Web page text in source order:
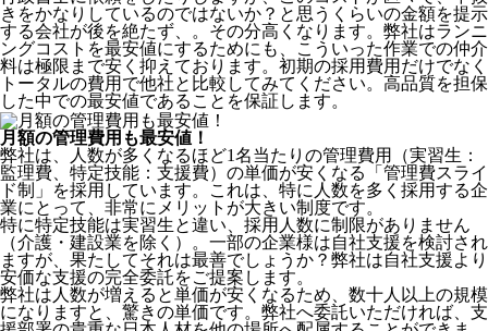
きをかなりしているのではないか？と思うくらいの金額を提示
する会社が後を絶たず、。その分高くなります。弊社はランニ
ングコストを最安値にするためにも、こういった作業での仲介
料は極限まで安く抑えております。 初期の採用費用だけでなく
トータルの費用で他社と比較してみてください。 高品質を担保
した中での最安値であることを保証します。
月額の管理費用も最安値！
弊社は、
人数が多くなるほど1名当たりの管理費用（実習生：
監理費、特定技能：支援費）の単価が安くなる「管理費スライ
ド制」を採用 しています。これは、特に人数を多く採用する企
業にとって、非常にメリットが大きい制度です。
特に特定技能は実習生と違い、採用人数に制限がありません
（介護・建設業を除く）。一部の企業様は自社支援を検討され
ますが、果たしてそれは最善でしょうか？弊社は自社支援より
安価な支援の完全委託をご提案します。
弊社は人数が増えると単価が安くなるため、数十人以上の規模
になりますと、驚きの単価です。弊社へ委託いただければ、支